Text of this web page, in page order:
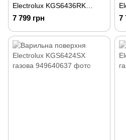
Electrolux KGS6436RK
газова
7 799 грн 7